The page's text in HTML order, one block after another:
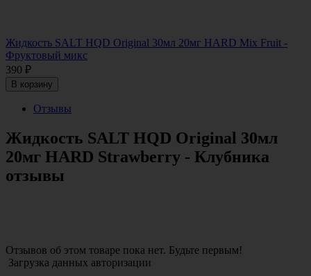
Жидкость SALT HQD Original 30мл 20мг HARD Mix Fruit -
Фруктовый микс
390 ₽
В корзину
Отзывы
Жидкость SALT HQD Original 30мл
20мг HARD Strawberry - Клубника
отзывы
Отзывов об этом товаре пока нет. Будьте первым!
Загрузка данных авторизации